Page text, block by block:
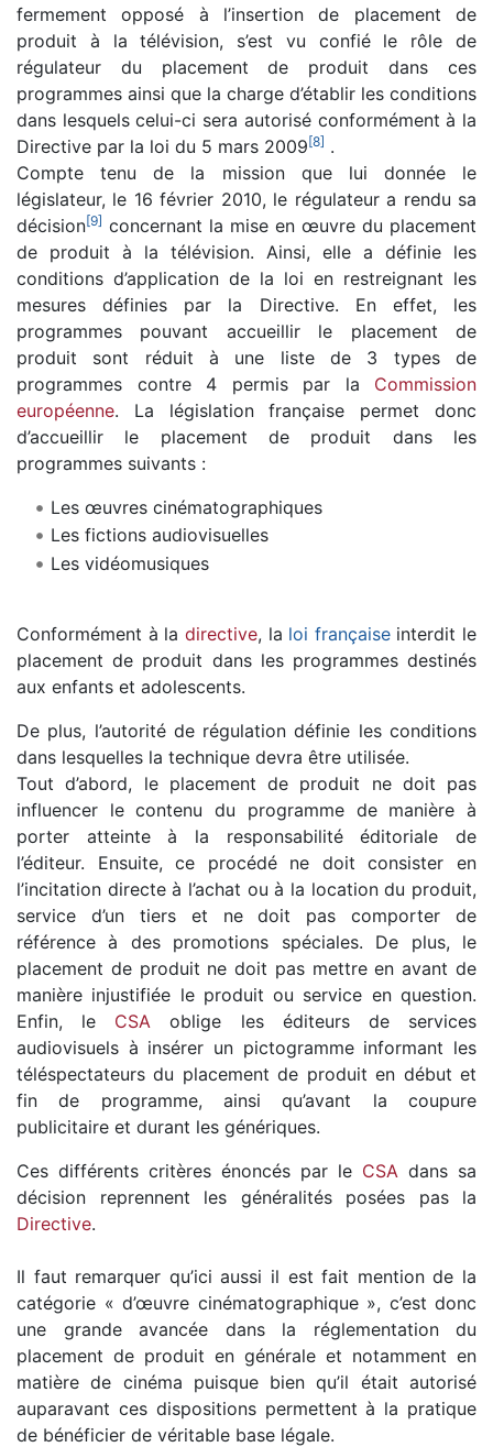
fermement opposé à l’insertion de placement de
produit à la télévision, s’est vu confié le rôle de
régulateur du placement de produit dans ces
programmes ainsi que la charge d’établir les conditions
dans lesquels celui-ci sera autorisé conformément à la
Directive par la loi du 5 mars 2009[8] .
Compte tenu de la mission que lui donnée le
législateur, le 16 février 2010, le régulateur a rendu sa
décision[9] concernant la mise en œuvre du placement
de produit à la télévision. Ainsi, elle a définie les
conditions d’application de la loi en restreignant les
mesures définies par la Directive. En effet, les
programmes pouvant accueillir le placement de
produit sont réduit à une liste de 3 types de
programmes contre 4 permis par la Commission
européenne. La législation française permet donc
d’accueillir le placement de produit dans les
programmes suivants :
Les œuvres cinématographiques
Les fictions audiovisuelles
Les vidéomusiques
Conformément à la directive, la loi françaiseinterdit le
placement de produit dans les programmes destinés
aux enfants et adolescents.
De plus, l’autorité de régulation définie les conditions
dans lesquelles la technique devra être utilisée.
Tout d’abord, le placement de produit ne doit pas
influencer le contenu du programme de manière à
porter atteinte à la responsabilité éditoriale de
l’éditeur. Ensuite, ce procédé ne doit consister en
l’incitation directe à l’achat ou à la location du produit,
service d’un tiers et ne doit pas comporter de
référence à des promotions spéciales. De plus, le
placement de produit ne doit pas mettre en avant de
manière injustifiée le produit ou service en question.
Enfin, le CSA oblige les éditeurs de services
audiovisuels à insérer un pictogramme informant les
téléspectateurs du placement de produit en début et
fin de programme, ainsi qu’avant la coupure
publicitaire et durant les génériques.
Ces différents critères énoncés par le CSA dans sa
décision reprennent les généralités posées pas la
Directive.
Il faut remarquer qu’ici aussi il est fait mention de la
catégorie « d’œuvre cinématographique », c’est donc
une grande avancée dans la réglementation du
placement de produit en générale et notamment en
matière de cinéma puisque bien qu’il était autorisé
auparavant ces dispositions permettent à la pratique
de bénéficier de véritable base légale.